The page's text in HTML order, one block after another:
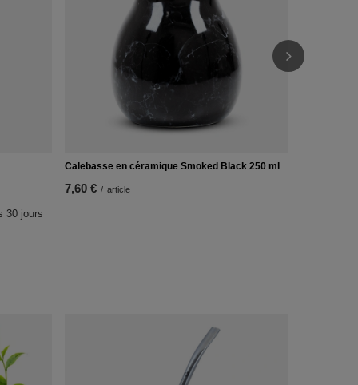
30 jours
Calebasse en céramique Smoked Black 250 ml
7,60 € / article